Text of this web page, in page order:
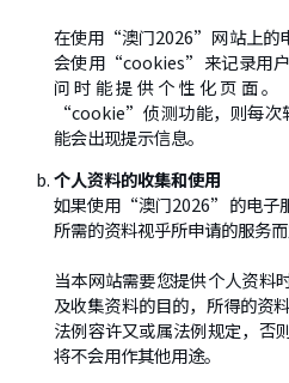
在使用“澳门2026”网站上的
会使用“cookies”来记录用
问时能提供个性化页面
“cookie”侦测功能，则每
能会出现提示信息。
个人资料的收集和使用
如果使用“澳门2026”的电子
所需的资料视乎所申请的服务而
当本网站需要您提供个人资料
及收集资料的目的，所得的资
法例容许又或属法例规定，否
将不会用作其他用途。